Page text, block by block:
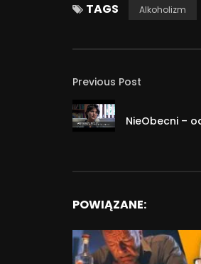
TAGS Alkoholizm
Previous Post
NieObecni –
POWIĄZANE: